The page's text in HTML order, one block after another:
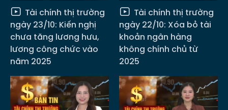
Tài chính thị trường
ngày 23/10: Kiến nghị
chưa tăng lương hưu,
lương công chức vào
năm 2025
Tài chính thị trường
ngày 22/10: Xóa bỏ tài
khoản ngân hàng
không chính chủ từ
2025